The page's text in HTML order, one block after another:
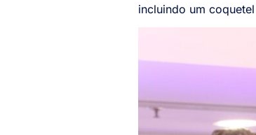
incluindo um